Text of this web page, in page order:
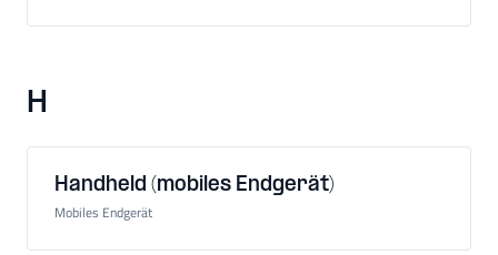
H
Handheld (mobiles Endgerät)
Mobiles Endgerät